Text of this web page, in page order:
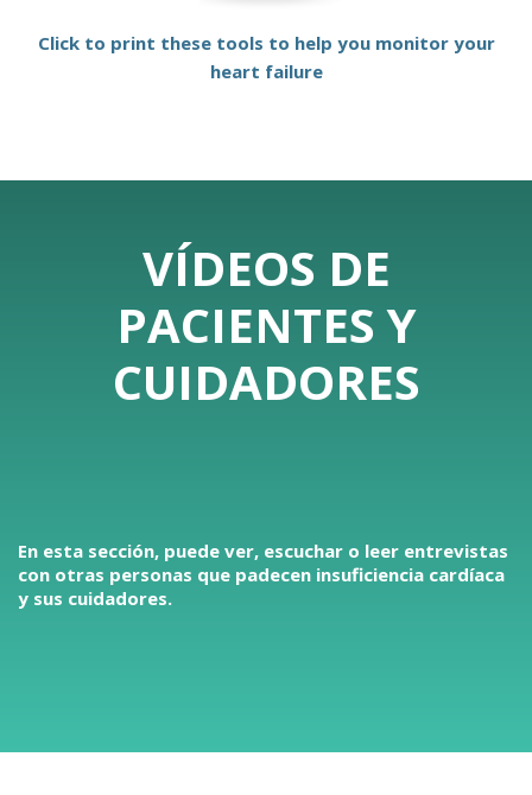
Click to print these tools to help you monitor your
heart failure
VÍDEOS DE
PACIENTES Y
CUIDADORES
En esta sección, puede ver, escuchar o leer entrevistas
con otras personas que padecen insuficiencia cardíaca
y sus cuidadores.